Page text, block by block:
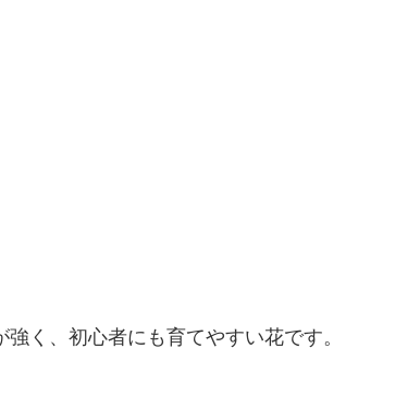
く、初心者にも育てやすい花です。